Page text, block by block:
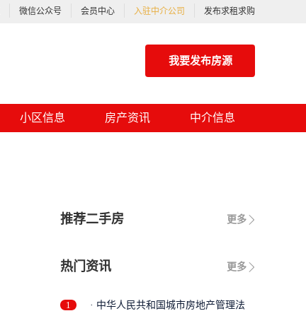
微信公众号 会员中心 入驻中介公司 发布求租求购
我要发布房源
小区信息 房产资讯 中介信息
更多
推荐二手房
更多
热门资讯
1 · 中华人民共和国城市房地产管理法